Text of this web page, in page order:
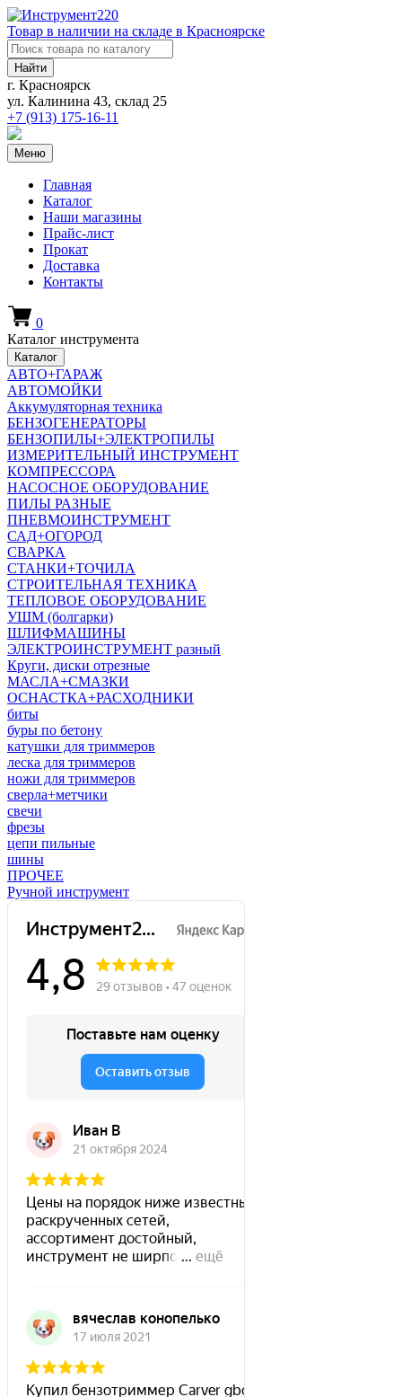
Товар в наличии на складе в Красноярске
Найти
г. Красноярск
ул. Калинина 43, склад 25
+7 (913) 175-16-11
Меню
Главная
Каталог
Наши магазины
Прайс-лист
Прокат
Доставка
Контакты
0
Каталог инструмента
Каталог
АВТО+ГАРАЖ
АВТОМОЙКИ
Аккумуляторная техника
БЕНЗОГЕНЕРАТОРЫ
БЕНЗОПИЛЫ+ЭЛЕКТРОПИЛЫ
ИЗМЕРИТЕЛЬНЫЙ ИНСТРУМЕНТ
КОМПРЕССОРА
НАСОСНОЕ ОБОРУДОВАНИЕ
ПИЛЫ РАЗНЫЕ
ПНЕВМОИНСТРУМЕНТ
САД+ОГОРОД
СВАРКА
СТАНКИ+ТОЧИЛА
СТРОИТЕЛЬНАЯ ТЕХНИКА
ТЕПЛОВОЕ ОБОРУДОВАНИЕ
УШМ (болгарки)
ШЛИФМАШИНЫ
ЭЛЕКТРОИНСТРУМЕНТ разный
Круги, диски отрезные
МАСЛА+СМАЗКИ
ОСНАСТКА+РАСХОДНИКИ
биты
буры по бетону
катушки для триммеров
леска для триммеров
ножи для триммеров
сверла+метчики
свечи
фрезы
цепи пильные
шины
ПРОЧЕЕ
Ручной инструмент